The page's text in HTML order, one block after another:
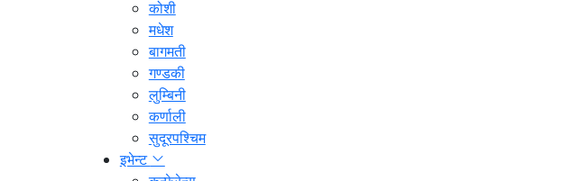
कोशी
मधेश
बागमती
गण्डकी
लुम्बिनी
कर्णाली
सुदूरपश्चिम
इभेन्ट